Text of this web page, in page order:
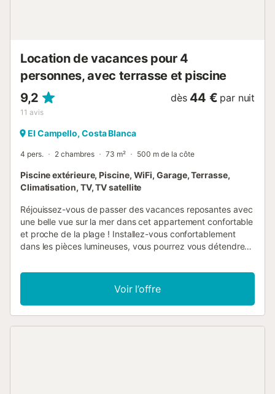
Location de vacances pour 4
personnes, avec terrasse et piscine
9,2
11 avis
dès 44 € par nuit
El Campello, Costa Blanca
4 pers. 2 chambres 73 m² 500 m de la côte
Piscine extérieure, Piscine, WiFi, Garage, Terrasse,
Climatisation, TV, TV satellite
Réjouissez-vous de passer des vacances reposantes avec
une belle vue sur la mer dans cet appartement confortable
et proche de la plage ! Installez-vous confortablement
dans les pièces lumineuses, vous pourrez vous détendre
de bon goût, l'appartement constitue le cadre idéal pour
votre repos. Le soir, installez-vous sur le canapé
confortable et discutez des expériences de la journée.
Profitez pleinement du soleil sur les terrasses. Plus tard,
Voir l’offre